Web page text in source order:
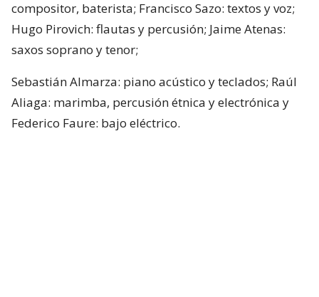
compositor, baterista; Francisco Sazo: textos y voz;
Hugo Pirovich: flautas y percusión; Jaime Atenas:
saxos soprano y tenor;
Sebastián Almarza: piano acústico y teclados; Raúl
Aliaga: marimba, percusión étnica y electrónica y
Federico Faure: bajo eléctrico.